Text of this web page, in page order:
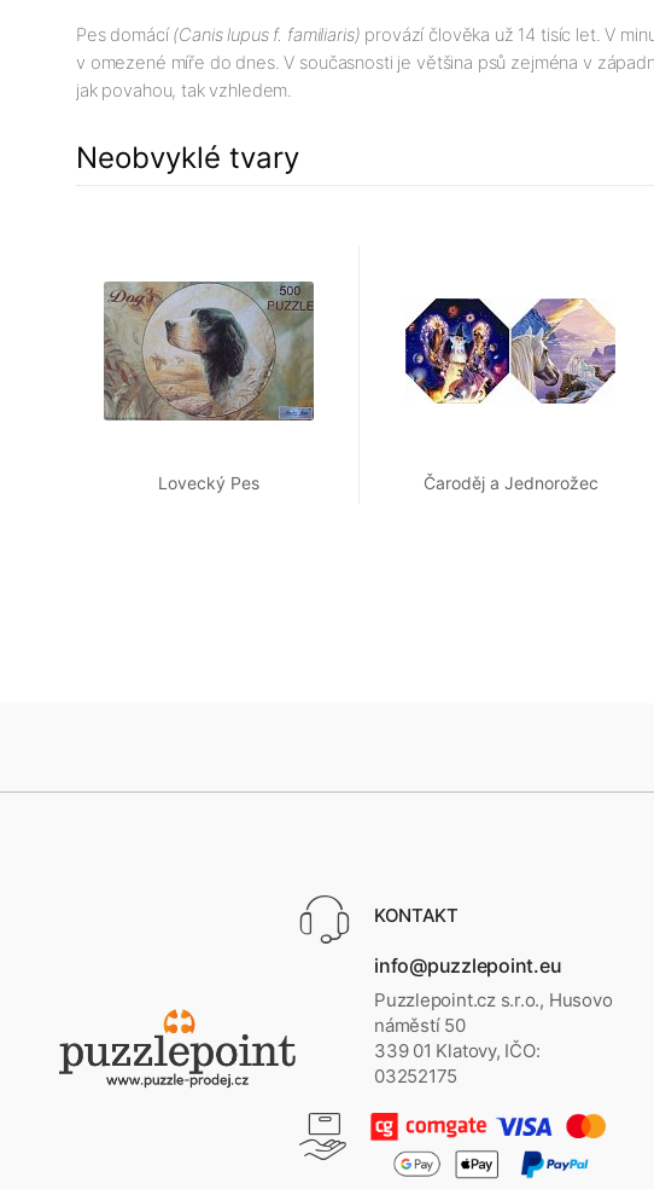
Pes domácí(Canis lupus f. familiaris) provází člověka už 14 tisíc let. V
v omezené míře do dnes. V současnosti je většina psů zejména v
jak povahou, tak vzhledem.
Neobvyklé tvary
Lovecký Pes Čaroděj a Jednorožec
KONTAKT
info@puzzlepoint.eu
Puzzlepoint.cz s.r.o., Husovo
náměstí 50
339 01 Klatovy, IČO:
03252175